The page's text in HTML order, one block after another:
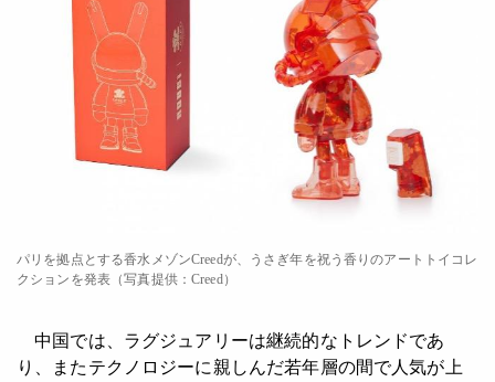
パリを拠点とする香水メゾンCreedが、うさぎ年を祝う香りのアートトイコレ
クションを発表（写真提供：Creed）
中国では、ラグジュアリーは継続的なトレンドであ
り、またテクノロジーに親しんだ若年層の間で人気が上